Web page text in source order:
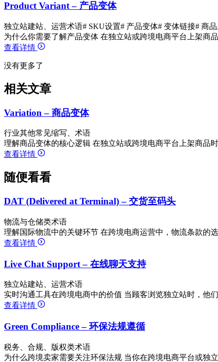
Product Variant – 产品变体
独立站建站、运营术语# SKU设置# 产品变体# 变体链接# 商
为什么你需要了解产品变体 在独立站或跨境电商平台上架
查看详情
没有更多了
相关文章
Variation – 商品变体
行业其他常见缩写、术语
理解商品变体的核心逻辑 在独立站或跨境电商平台上架商
查看详情
随便看看
DAT (Delivered at Terminal) – 交货至码头
物流与仓储类术语
理解国际物流中的关键环节 在跨境电商运营中，物流条款
查看详情
Live Chat Support – 在线聊天支持
独立站建站、运营术语
实时沟通工具在跨境电商中的价值 当顾客浏览独立站时，
查看详情
Green Compliance – 环保法规遵循
税务、合规、版权类术语
为什么跨境卖家需要关注环保法规 当你在跨境电商平台或